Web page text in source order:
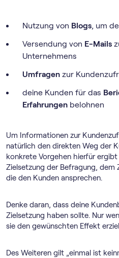
Nutzung von Blogs, um
Versendung von E-Mails
Unternehmens
Umfragen zur
deine Kunden für das
Erfahrungen belohnen
Um Informationen zur
natürlich den direkten Weg der
konkrete Vorgehen hierfür
Zielsetzung der Befragung, dem
die den Kunden ansprechen.
Denke daran, dass deine
Zielsetzung haben sollte. Nur
sie den gewünschten Effekt
Des Weiteren gilt „einmal ist